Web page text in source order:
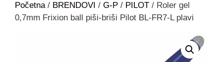
Početna/ BRENDOVI / G-P / PILOT / Roler gel
0,7mm Frixion ball piši-briši Pilot BL-FR7-L plavi